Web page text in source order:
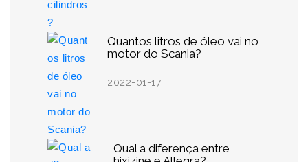
Quantos litros de óleo vai no
motor do Scania?
2022-01-17
Qual a diferença entre